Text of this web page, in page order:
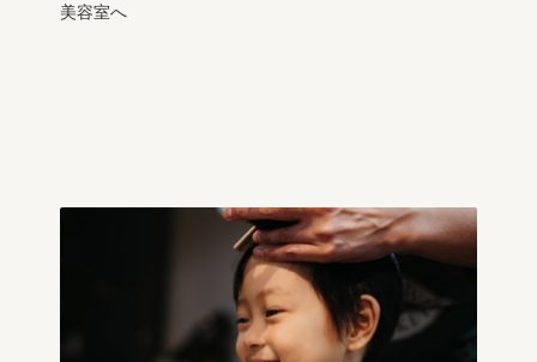
美容室へ